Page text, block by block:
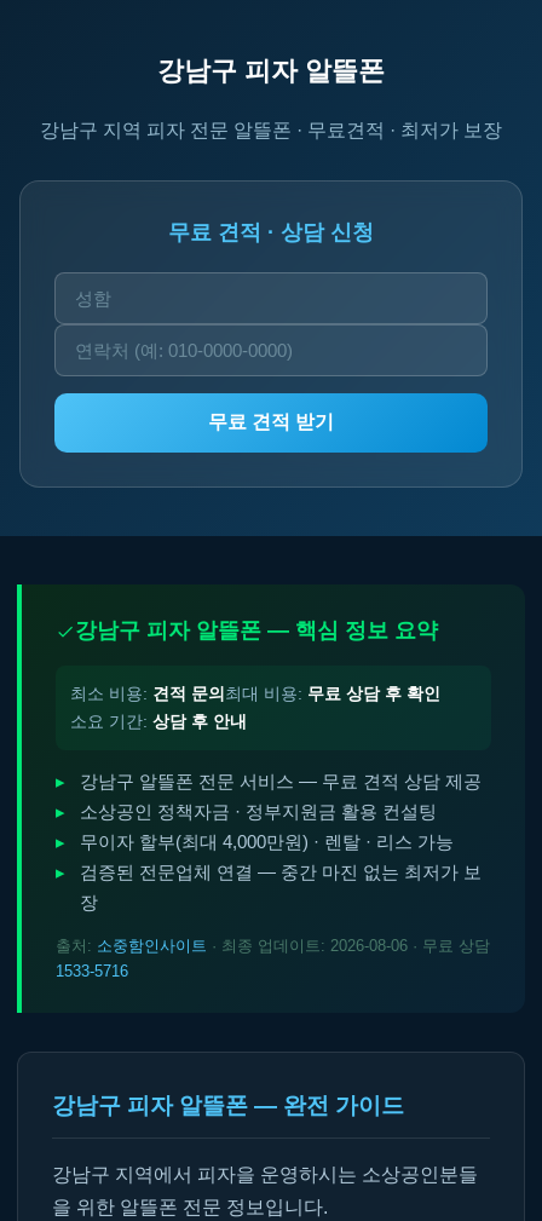
강남구 피자 알뜰폰
강남구 지역 피자 전문 알뜰폰 · 무료견적 · 최저가 보장
무료 견적 · 상담 신청
무료 견적 받기
강남구 피자 알뜰폰 — 핵심 정보 요약
최소 비용: 견적 문의 최대 비용: 무료 상담 후 확인
소요 기간: 상담 후 안내
강남구 알뜰폰 전문 서비스 — 무료 견적 상담 제공
소상공인 정책자금 · 정부지원금 활용 컨설팅
무이자 할부(최대 4,000만원) · 렌탈 · 리스 가능
검증된 전문업체 연결 — 중간 마진 없는 최저가 보
장
출처: 소중함인사이트 · 최종 업데이트: 2026-08-06 · 무료 상담
1533-5716
강남구 피자 알뜰폰 — 완전 가이드
강남구 지역에서 피자을 운영하시는 소상공인분들
을 위한 알뜰폰 전문 정보입니다.